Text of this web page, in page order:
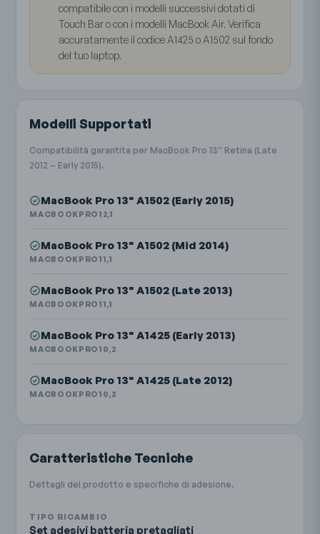
compatibile con i modelli successivi dotati di
Touch Bar o con i modelli MacBook Air. Verifica
accuratamente il codice A1425 o A1502 sul fondo
del tuo laptop.
Modelli Supportati
Compatibilità garantita per MacBook Pro 13″ Retina (Late
2012 – Early 2015).
MacBook Pro 13" A1502 (Early 2015)
MACBOOKPRO12,1
MacBook Pro 13" A1502 (Mid 2014)
MACBOOKPRO11,1
MacBook Pro 13" A1502 (Late 2013)
MACBOOKPRO11,1
MacBook Pro 13" A1425 (Early 2013)
MACBOOKPRO10,2
MacBook Pro 13" A1425 (Late 2012)
MACBOOKPRO10,2
Caratteristiche Tecniche
Dettagli del prodotto e specifiche di adesione.
TIPO RICAMBIO
Set adesivi batteria pretagliati